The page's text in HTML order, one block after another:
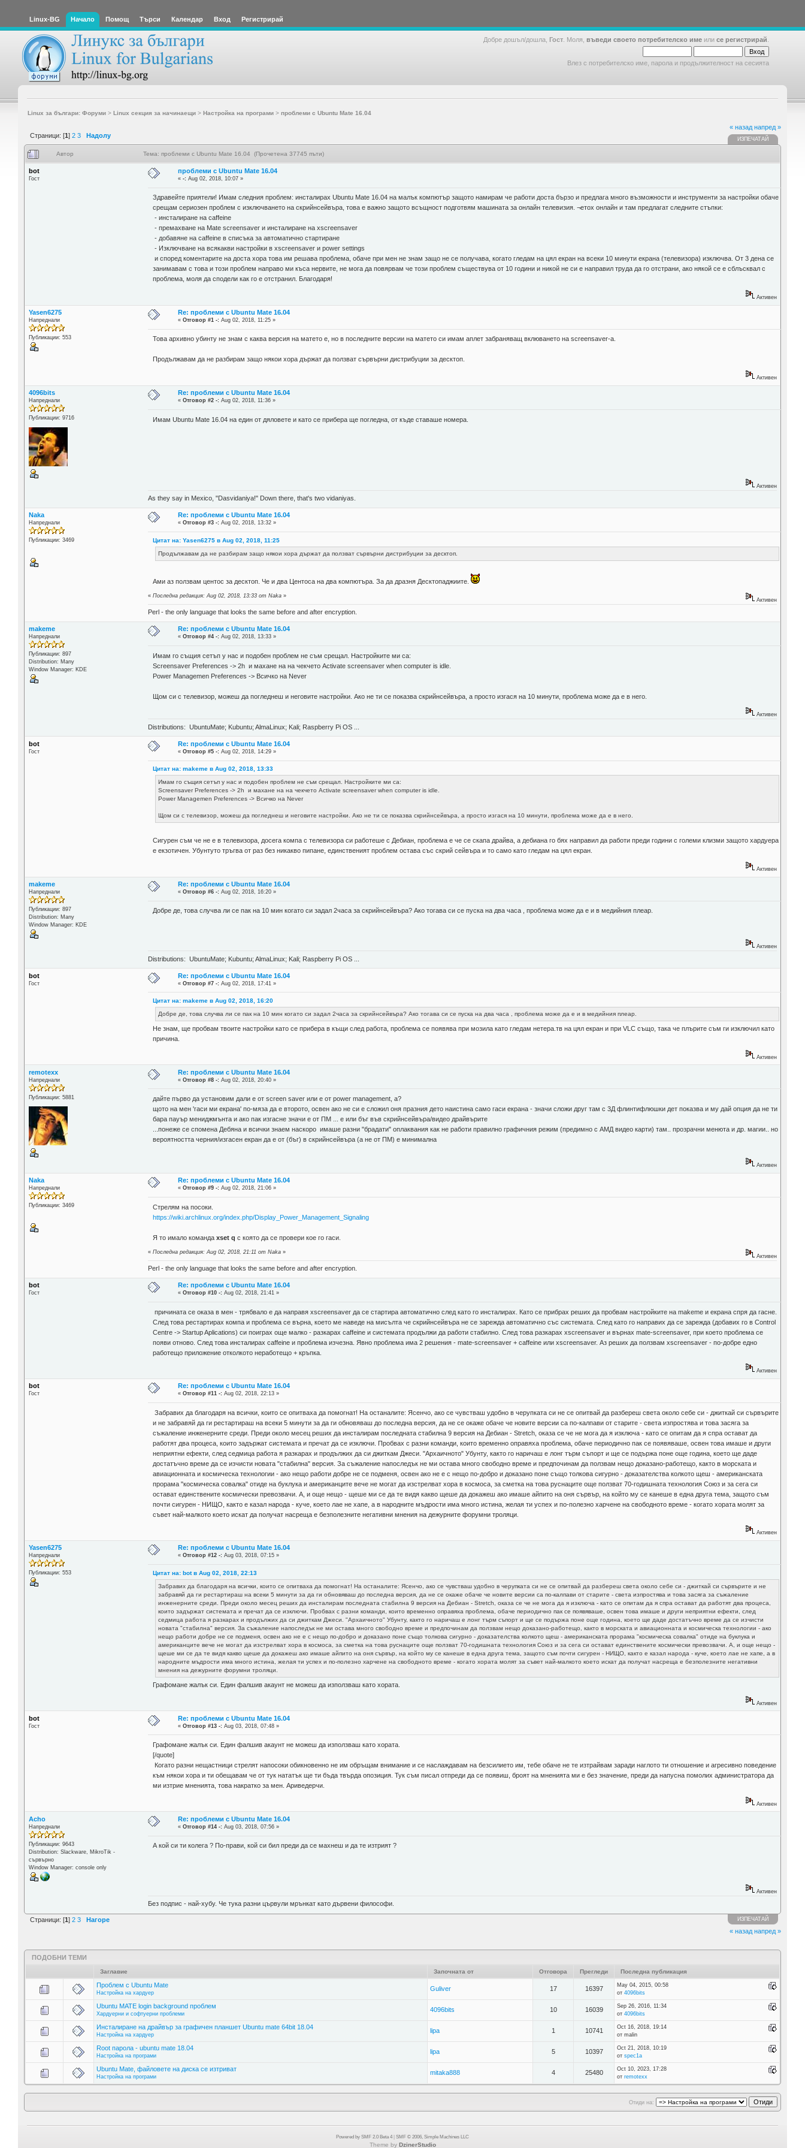
Linux-BG Начало Помощ Търси Календар Вход Регистрирай
Добре дошъл/дошла, Гост . Моля, въведи своето потребителско име или се регистрирай
Влез с потребителско име, парола и продължителност на сесията
Linux за българи: Форуми> Linux секция за начинаещи> Настройка на програми> проблеми с Ubuntu Mate 16.04
Страници: [1] 2 3 Надолу
« назад напред »
ИЗПЕЧАТАЙ
Автор Тема: проблеми с Ubuntu Mate 16.04 (Прочетена 37745 пъти)
bot
Гост
проблеми с Ubuntu Mate 16.04
«-: Aug 02, 2018, 10:07 »
Здравейте приятели! Имам следния проблем: инсталирах Ubuntu Mate 16.04 на малък компютър защото намирам че работи доста бързо и предлага много възможности и инструменти за настройки обаче
срещам сериозен проблем с изключването на скрийнсейвъра, това е важно защото всъщност подготвям машината за онлайн телевизия. ¬етох онлайн и там предлагат следните стъпки:
- инсталиране на caffeine
- премахване на Mate screensaver и инсталиране на xscreensaver
- добавяне на caffeine в списъка за автоматично стартиране
- Изключване на всякакви настройки в xscreensaver и power settings
и според коментарите на доста хора това им решава проблема, обаче при мен не знам защо не се получава, когато гледам на цял екран на всеки 10 минути екрана (телевизора) изключва. От 3 дена се
занимавам с това и този проблем направо ми къса нервите, не мога да повярвам че този проблем съществува от 10 години и никой не си е направил труда да го отстрани, ако някой се е сблъсквал с
проблема, моля да сподели как го е отстранил. Благодаря!
Активен
Yasen6275
Напреднали
Публикации: 553
Re: проблеми с Ubuntu Mate 16.04
«Отговор #1 -: Aug 02, 2018, 11:25 »
Това архивно убинту не знам с каква версия на матето е, но в последните версии на матето си имам аплет забраняващ вклюването на screensaver-а.
Продължавам да не разбирам защо някои хора държат да ползват сървърни дистрибуции за десктоп.
Активен
4096bits
Напреднали
Публикации: 9716
Re: проблеми с Ubuntu Mate 16.04
«Отговор #2 -: Aug 02, 2018, 11:36 »
Имам Ubuntu Mate 16.04 на един от дяловете и като се прибера ще погледна, от къде ставаше номера.
Активен
As they say in Mexico, "Dasvidaniya!" Down there, that's two vidaniyas.
Naka
Напреднали
Публикации: 3469
Re: проблеми с Ubuntu Mate 16.04
«Отговор #3 -: Aug 02, 2018, 13:32 »
Цитат на: Yasen6275 в Aug 02, 2018, 11:25
Продължавам да не разбирам защо някои хора държат да ползват сървърни дистрибуции за десктоп.
Ами аз ползвам центос за десктоп. Че и два Центоса на два компютъра. За да дразня Десктопаджиите.
«Последна редакция: Aug 02, 2018, 13:33 от Naka »
Активен
Perl - the only language that looks the same before and after encryption.
makeme
Напреднали
Публикации: 897
Distribution: Many
Window Manager: KDE
Re: проблеми с Ubuntu Mate 16.04
«Отговор #4 -: Aug 02, 2018, 13:33 »
Имам го същия сетъп у нас и подобен проблем не съм срещал. Настройките ми са:
Screensaver Preferences -> 2h и махане на на чекчето Activate screensaver when computer is idle.
Power Managemen Preferences -> Всичко на Never
Щом си с телевизор, можеш да погледнеш и неговите настройки. Ако не ти се показва скрийнсейвъра, а просто изгася на 10 минути, проблема може да е в него.
Активен
Distributions: UbuntuMate; Kubuntu; AlmaLinux; Kali; Raspberry Pi OS ...
bot
Гост
Re: проблеми с Ubuntu Mate 16.04
«Отговор #5 -: Aug 02, 2018, 14:29 »
Цитат на: makeme в Aug 02, 2018, 13:33
Имам го същия сетъп у нас и подобен проблем не съм срещал. Настройките ми са:
Screensaver Preferences -> 2h и махане на на чекчето Activate screensaver when computer is idle.
Power Managemen Preferences -> Всичко на Never
Щом си с телевизор, можеш да погледнеш и неговите настройки. Ако не ти се показва скрийнсейвъра, а просто изгася на 10 минути, проблема може да е в него.
Сигурен съм че не е в телевизора, досега компа с телевизора си работеше с Дебиан, проблема е че се скапа драйва, а дебиана го бях направил да работи преди години с големи клизми защото хардуера
е екзотичен. Убунтуто тръгва от раз без никакво пипане, единственият проблем остава със скрий сейвъра и то само като гледам на цял екран.
Активен
makeme
Напреднали
Публикации: 897
Distribution: Many
Window Manager: KDE
Re: проблеми с Ubuntu Mate 16.04
«Отговор #6 -: Aug 02, 2018, 16:20 »
Добре де, това случва ли се пак на 10 мин когато си задал 2часа за скрийнсейвъра? Ако тогава си се пуска на два часа , проблема може да е и в медийния плеар.
Активен
Distributions: UbuntuMate; Kubuntu; AlmaLinux; Kali; Raspberry Pi OS ...
bot
Гост
Re: проблеми с Ubuntu Mate 16.04
«Отговор #7 -: Aug 02, 2018, 17:41 »
Цитат на: makeme в Aug 02, 2018, 16:20
Добре де, това случва ли се пак на 10 мин когато си задал 2часа за скрийнсейвъра? Ако тогава си се пуска на два часа , проблема може да е и в медийния плеар.
Не знам, ще пробвам твоите настройки като се прибера в къщи след работа, проблема се появява при мозила като гледам нетера.тв на цял екран и при VLC също, така че плърите съм ги изключил като
причина.
Активен
remotexx
Напреднали
Публикации: 5881
Re: проблеми с Ubuntu Mate 16.04
«Отговор #8 -: Aug 02, 2018, 20:40 »
дайте първо да установим дали е от screen saver или е от power management, а?
щото на мен 'гаси ми екрана' по-мяза да е второто, освен ако не си е сложил оня празния дето наистина само гаси екрана - значи сложи друг там с 3Д флинтифлюшки дет показва и му дай опция да не ти
бара пауър мениджмънта и ако пак изгасне значи е от ПМ ... е или бъг във скрийнсейвъра/видео драйвърите
...понеже се спомена Дебяна и всички знаем наскоро имаше разни "брадати" оплаквания как не работи правилно графичния режим (предимно с АМД видео карти) там.. прозрачни менюта и др. магии.. но
вероятността черния/изгасен екран да е от (бъг) в скрийнсейвъра (а не от ПМ) е минимална
Активен
Naka
Напреднали
Публикации: 3469
Re: проблеми с Ubuntu Mate 16.04
«Отговор #9 -: Aug 02, 2018, 21:06 »
Стрелям на посоки.
https://wiki.archlinux.org/index.php/Display_Power_Management_Signaling
Я то имало командаxset q с която да се провери кое го гаси.
«Последна редакция: Aug 02, 2018, 21:11 от Naka »
Активен
Perl - the only language that looks the same before and after encryption.
bot
Гост
Re: проблеми с Ubuntu Mate 16.04
«Отговор #10 -: Aug 02, 2018, 21:41 »
причината се оказа в мен - трябвало е да направя xscreensaver да се стартира автоматично след като го инсталирах. Като се прибрах реших да пробвам настройките на makeme и екрана спря да гасне.
След това рестартирах компа и проблема се върна, което ме наведе на мисълта че скрийнсейвъра не се зарежда автоматично със системата. След като го направих да се зарежда (добавих го в Control
Centre -> Startup Aplications) си поиграх още малко - разкарах caffeine и системата продължи да работи стабилно. След това разкарах xscreensaver и върнах mate-screensaver, при което проблема се
появи отново. След това инсталирах caffeine и проблема изчезна. Явно проблема има 2 решения - mate-screensaver + caffeine или xscreensaver. Аз реших да ползвам xscreensaver - по-добре едно
работещо приложение отколкото неработещо + кръпка.
Активен
bot
Гост
Re: проблеми с Ubuntu Mate 16.04
«Отговор #11 -: Aug 02, 2018, 22:13 »
Забравих да благодаря на всички, които се опитваха да помогнат! На останалите: Ясенчо, ако се чувстваш удобно в черупката си не се опитвай да разбереш света около себе си - джиткай си сървърите
и не забравяй да ги рестартираш на всеки 5 минути за да ги обновяваш до последна версия, да не се окаже обаче че новите версии са по-калпави от старите - света изпростява и това засяга за
съжаление инженерните среди. Преди около месец реших да инсталирам последната стабилна 9 версия на Дебиан - Stretch, оказа се че не мога да я изключа - като се опитам да я спра остават да
работят два процеса, които задържат системата и пречат да се изключи. Пробвах с разни команди, които временно оправяха проблема, обаче периодично пак се появяваше, освен това имаше и други
неприятни ефекти, след седмица работа я разкарах и продължих да си джиткам Джеси. "Архаичното" Убунту, както го наричаш е лонг търм съпорт и ще се подържа поне още година, което ще даде
достатъчно време да се изчисти новата "стабилна" версия. За съжаление напоследък не ми остава много свободно време и предпочинам да ползвам нещо доказано-работещо, както в морската и
авиационната и космическа технологии - ако нещо работи добре не се подменя, освен ако не е с нещо по-добро и доказано поне също толкова сигурно - доказателства колкото щеш - американската
прорама "космическа совалка" отиде на буклука и американците вече не могат да изстрелват хора в космоса, за сметка на това руснаците още ползват 70-годишната технология Союз и за сега си
остават единствените космически превозвачи. А, и още нещо - щеше ми се да те видя какво щеше да докажеш ако имаше айпито на оня сървър, на който му се канеше в една друга тема, защото съм
почти сигурен - НИЩО, както е казал народа - куче, което лае не хапе, а в народните мъдрости има много истина, желая ти успех и по-полезно харчене на свободното време - когато хората молят за
съвет най-малкото което искат да получат насреща е безполезните негативни мнения на дежурните форумни троляци.
Активен
Yasen6275
Напреднали
Публикации: 553
Re: проблеми с Ubuntu Mate 16.04
«Отговор #12 -: Aug 03, 2018, 07:15 »
Цитат на: bot в Aug 02, 2018, 22:13
Забравих да благодаря на всички, които се опитваха да помогнат! На останалите: Ясенчо, ако се чувстваш удобно в черупката си не се опитвай да разбереш света около себе си - джиткай си сървърите и не
забравяй да ги рестартираш на всеки 5 минути за да ги обновяваш до последна версия, да не се окаже обаче че новите версии са по-калпави от старите - света изпростява и това засяга за съжаление
инженерните среди. Преди около месец реших да инсталирам последната стабилна 9 версия на Дебиан - Stretch, оказа се че не мога да я изключа - като се опитам да я спра остават да работят два процеса,
които задържат системата и пречат да се изключи. Пробвах с разни команди, които временно оправяха проблема, обаче периодично пак се появяваше, освен това имаше и други неприятни ефекти, след
седмица работа я разкарах и продължих да си джиткам Джеси. "Архаичното" Убунту, както го наричаш е лонг търм съпорт и ще се подържа поне още година, което ще даде достатъчно време да се изчисти
новата "стабилна" версия. За съжаление напоследък не ми остава много свободно време и предпочинам да ползвам нещо доказано-работещо, както в морската и авиационната и космическа технологии - ако
нещо работи добре не се подменя, освен ако не е с нещо по-добро и доказано поне също толкова сигурно - доказателства колкото щеш - американската прорама "космическа совалка" отиде на буклука и
американците вече не могат да изстрелват хора в космоса, за сметка на това руснаците още ползват 70-годишната технология Союз и за сега си остават единствените космически превозвачи. А, и още нещо -
щеше ми се да те видя какво щеше да докажеш ако имаше айпито на оня сървър, на който му се канеше в една друга тема, защото съм почти сигурен - НИЩО, както е казал народа - куче, което лае не хапе, а в
народните мъдрости има много истина, желая ти успех и по-полезно харчене на свободното време - когато хората молят за съвет най-малкото което искат да получат насреща е безполезните негативни
мнения на дежурните форумни троляци.
Графомане жалък си. Един фалшив акаунт не можеш да използваш като хората.
Активен
bot
Гост
Re: проблеми с Ubuntu Mate 16.04
«Отговор #13 -: Aug 03, 2018, 07:48 »
Графомане жалък си. Един фалшив акаунт не можеш да използваш като хората.
[/quote]
Когато разни нещастници стрелят напосоки обикновенно не им обръщам внимание и се наслаждавам на безсилието им, тебе обаче не те изтрайвам заради наглото ти отношение и агресивно поведение
към някои хора и ти обещавам че от тук нататък ще ти бъда твърда опозиция. Тук съм писал отпреди да се появиш, броят на мненията ми е без значение, преди да напусна помолих администратора да
ми изтрие мненията, това накратко за мен. Ариведерчи.
Активен
Acho
Напреднали
Публикации: 9643
Distribution: Slackware, MikroTik -
сървърно
Window Manager: console only
Re: проблеми с Ubuntu Mate 16.04
«Отговор #14 -: Aug 03, 2018, 07:56 »
А кой си ти колега ? По-прави, кой си бил преди да се махнеш и да те изтрият ?
Активен
Без подпис - най-хубу. Че тука разни цървули мрънкат като дървени философи.
Страници: [1] 2 3 Нагоре ИЗПЕЧАТАЙ
« назад напред »
ПОДОБНИ ТЕМИ
Заглавие Започната от Отговора Прегледи Последна публикация
Проблем с Ubuntu Mate
Настройка на хардуер
Guliver 17 16397
May 04, 2015, 00:58
от 4096bits
Ubuntu MATE login background проблем
Хардуерни и софтуерни проблеми
4096bits 10 16039
Sep 26, 2016, 11:34
от 4096bits
Инсталиране на драйвър за графичен планшет Ubuntu mate 64bit 18.04
Настройка на хардуер
lipa 1 10741
Oct 16, 2018, 19:14
от malin
Root парола - ubuntu mate 18.04
Настройка на програми
lipa 5 10397
Oct 21, 2018, 10:19
от spec1a
Ubuntu Mate, файловете на диска се изтриват
Настройка на програми
mitaka888 4 25480
Oct 10, 2023, 17:28
от remotexx
Отиди на:
Powered by SMF 2.0 Beta 4 SMF © 2006, Simple Machines LLC
Theme by DzinerStudio